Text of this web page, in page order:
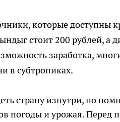
которые доступны
стоит 200 рублей, а
заработка,
в субтропиках.
страну изнутри, но
погоды и урожая. Перед